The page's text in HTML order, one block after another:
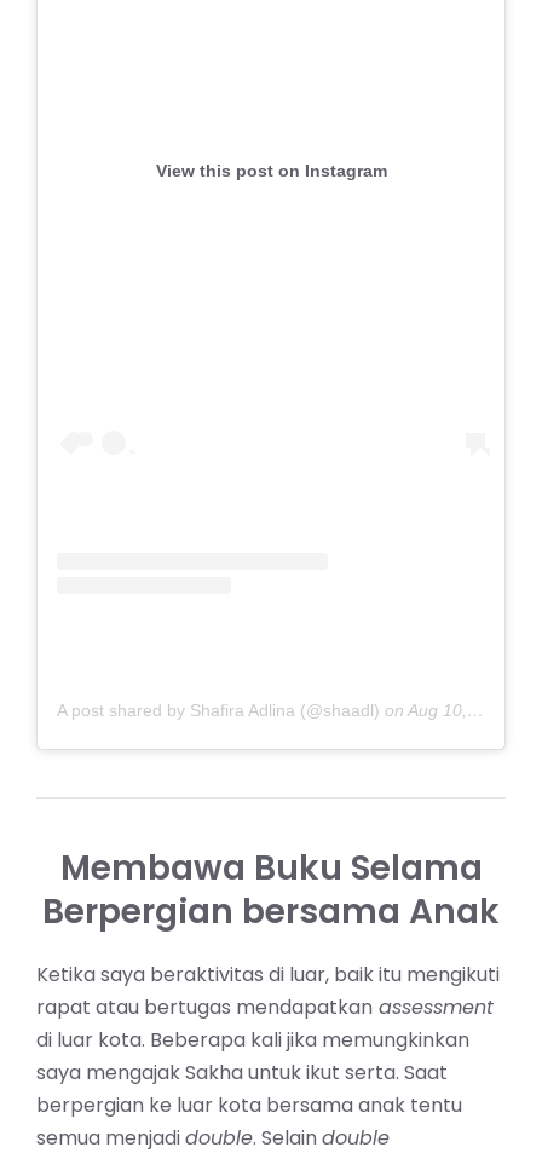
View this post on Instagram
A post shared by Shafira Adlina (@shaadl) onAug 10, 2019 at 2:05am PDT
Membawa Buku Selama
Berpergian bersama Anak
Ketika saya beraktivitas di luar, baik itu mengikuti
rapat atau bertugas mendapatkan assessment
di luar kota. Beberapa kali jika memungkinkan
saya mengajak Sakha untuk ikut serta. Saat
berpergian ke luar kota bersama anak tentu
semua menjadidouble. Selain double